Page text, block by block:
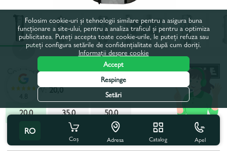
Codul produsului:245047
Putere, kW:20,0
20,0
35,0
50,0
Toate caracteristicile
RO
Coș Adresa Catalog Apel
4.8
Folosim cookie-uri și tehnologii similare pentru a asigura buna
funcționare a site-ului, pentru a analiza traficul și pentru a optimiza
publicitatea. Puteți accepta toate cookie-urile, le puteți refuza sau
puteți configura setările de confidențialitate după cum doriți.
Informații despre cookie
Accept
Respinge
Setări